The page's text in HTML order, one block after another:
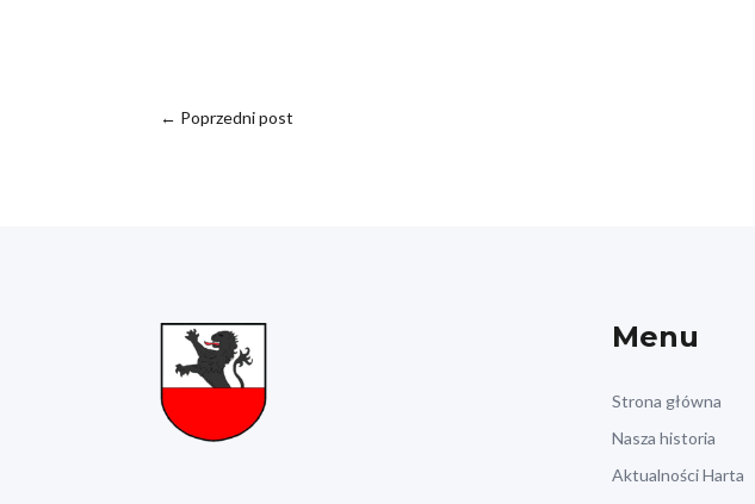
← Poprzedni post
Menu
Strona główna
Nasza historia
Aktualności Harta